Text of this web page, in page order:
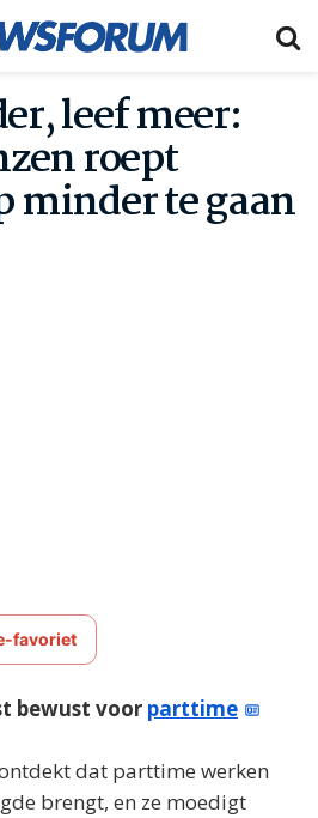
leef meer:
roept
minder te gaan
favoriet
bewust voor parttime
dat parttime werken
brengt, en ze moedigt